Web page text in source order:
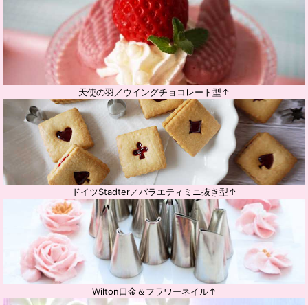
天使の羽／ウイングチョコレート型↑
ドイツStadter／バラエティミニ抜き型↑
Wilton口金＆フラワーネイル↑